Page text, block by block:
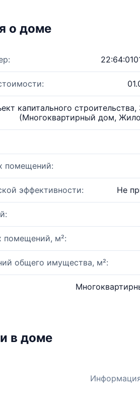
о доме
капитального строительства,
(Многоквартирный дом,
помещений:
эффективности: Не
м²:
общего имущества, м²:
в доме